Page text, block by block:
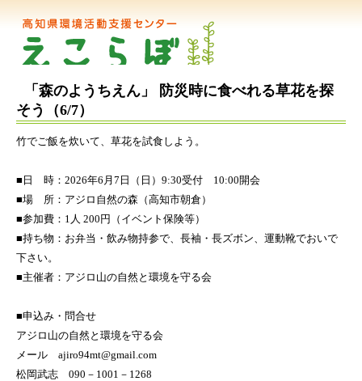
「森のようちえん」 防災時に食べれる草花を探
そう（6/7）
竹でご飯を炊いて、草花を試食しよう。
■日 時：2026年6月7日（日）9:30受付 10:00開会
■場 所：アジロ自然の森（高知市朝倉）
■参加費：1人 200円（イベント保険等）
■持ち物：お弁当・飲み物持参で、長袖・長ズボン、運動靴でおいで
下さい。
■主催者：アジロ山の自然と環境を守る会
■申込み・問合せ
アジロ山の自然と環境を守る会
メール ajiro94mt@gmail.com
松岡武志 090－1001－1268